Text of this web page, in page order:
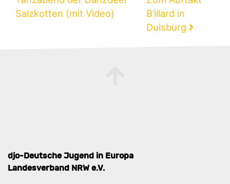
Salzkotten (mit Video)
B’illard in
Duisburg
djo-Deutsche Jugend in Europa
Landesverband NRW e.V.